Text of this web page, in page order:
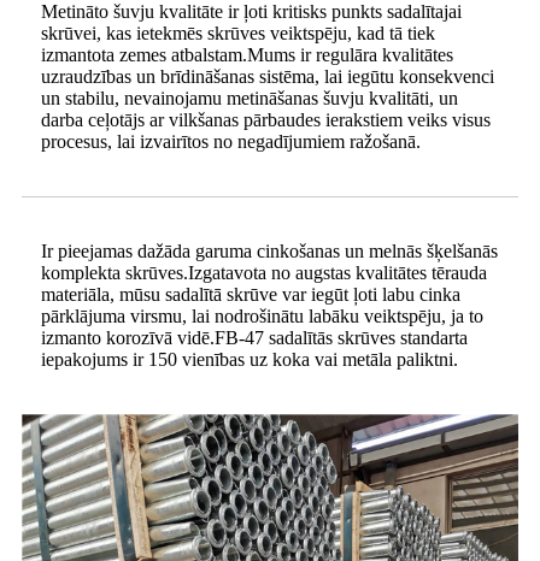
Metināto šuvju kvalitāte ir ļoti kritisks punkts sadalītajai
skrūvei, kas ietekmēs skrūves veiktspēju, kad tā tiek
izmantota zemes atbalstam.Mums ir regulāra kvalitātes
uzraudzības un brīdināšanas sistēma, lai iegūtu konsekvenci
un stabilu, nevainojamu metināšanas šuvju kvalitāti, un
darba ceļotājs ar vilkšanas pārbaudes ierakstiem veiks visus
procesus, lai izvairītos no negadījumiem ražošanā.
Ir pieejamas dažāda garuma cinkošanas un melnās šķelšanās
komplekta skrūves.Izgatavota no augstas kvalitātes tērauda
materiāla, mūsu sadalītā skrūve var iegūt ļoti labu cinka
pārklājuma virsmu, lai nodrošinātu labāku veiktspēju, ja to
izmanto korozīvā vidē.FB-47 sadalītās skrūves standarta
iepakojums ir 150 vienības uz koka vai metāla paliktni.